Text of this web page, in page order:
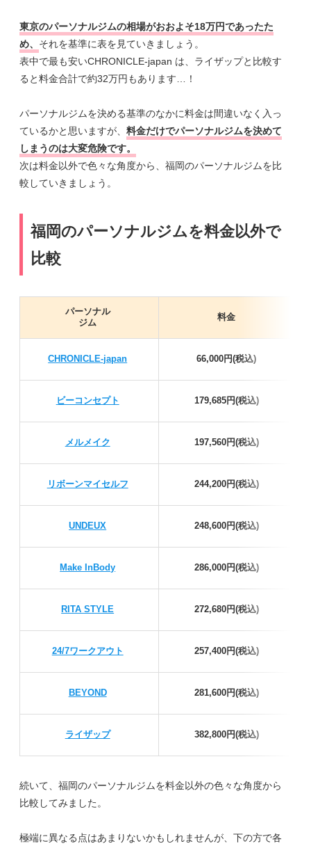
東京のパーソナルジムの相場がおおよそ18万円であったた
め、 それを基準に表を見ていきましょう。
表中で最も安いCHRONICLE-japan は、ライザップと比較す
ると料金合計で約32万円もあります…！
パーソナルジムを決める基準のなかに料金は間違いなく入っ
ているかと思いますが、料金だけでパーソナルジムを決めて
しまうのは大変危険です。
次は料金以外で色々な角度から、福岡のパーソナルジムを比
較していきましょう。
福岡のパーソナルジムを料金以外で
比較
パーソナル
ジム
料金
CHRONICLE-japan 66,000円(税込)
ビーコンセプト 179,685円(税込)
メルメイク 197,560円(税込)
リボーンマイセルフ 244,200円(税込)
UNDEUX 248,600円(税込)
Make InBody 286,000円(税込)
RITA STYLE 272,680円(税込)
24/7ワークアウト 257,400円(税込)
BEYOND 281,600円(税込)
ライザップ 382,800円(税込)
続いて、福岡のパーソナルジムを料金以外の色々な角度から
比較してみました。
極端に異なる点はあまりないかもしれませんが、下の方で各